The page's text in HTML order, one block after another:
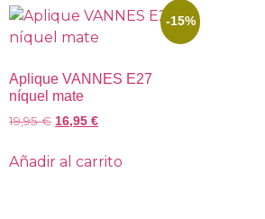
-15%
Aplique VANNES E27
níquel mate
19,95€ 16,95 €
Añadir al carrito